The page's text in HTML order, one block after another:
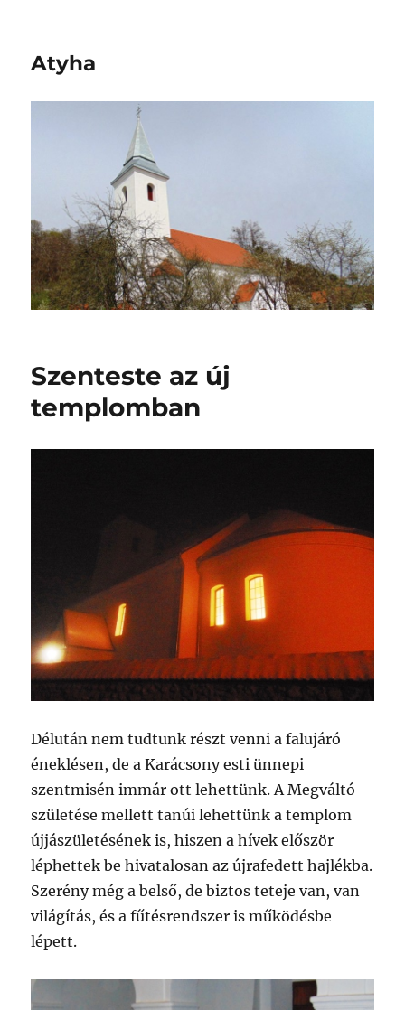
Atyha
Szenteste az új
templomban
Délután nem tudtunk részt venni a falujáró
éneklésen, de a Karácsony esti ünnepi
szentmisén immár ott lehettünk. A Megváltó
születése mellett tanúi lehettünk a templom
újjászületésének is, hiszen a hívek először
léphettek be hivatalosan az újrafedett hajlékba.
Szerény még a belső, de biztos teteje van, van
világítás, és a fűtésrendszer is működésbe
lépett.